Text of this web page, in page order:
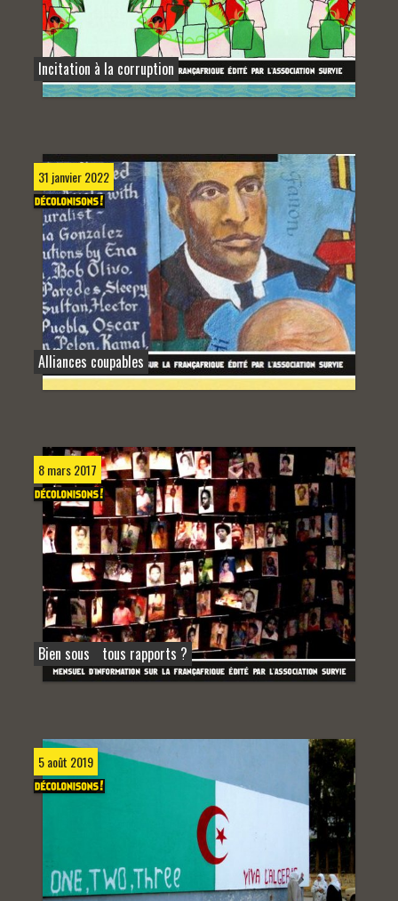
Incitation à la corruption
31 janvier 2022
Alliances coupables
8 mars 2017
Bien sous tous rapports ?
5 août 2019